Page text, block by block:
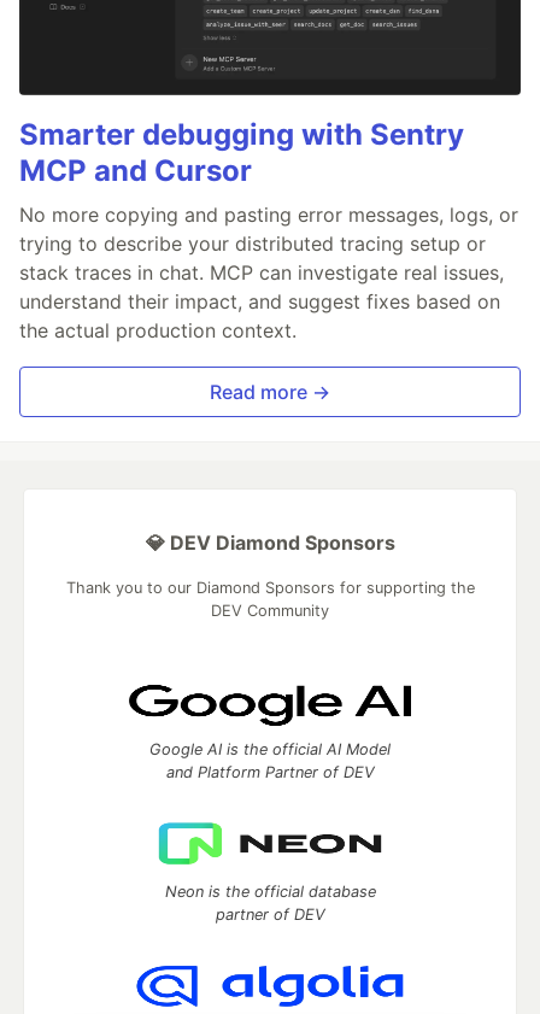
Smarter debugging with Sentry
MCP and Cursor
No more copying and pasting error messages, logs, or
trying to describe your distributed tracing setup or
stack traces in chat. MCP can investigate real issues,
understand their impact, and suggest fixes based on
the actual production context.
Read more →
💎 DEV Diamond Sponsors
Thank you to our Diamond Sponsors for supporting the
DEV Community
Google AI is the official AI Model
and Platform Partner of DEV
Neon is the official database
partner of DEV